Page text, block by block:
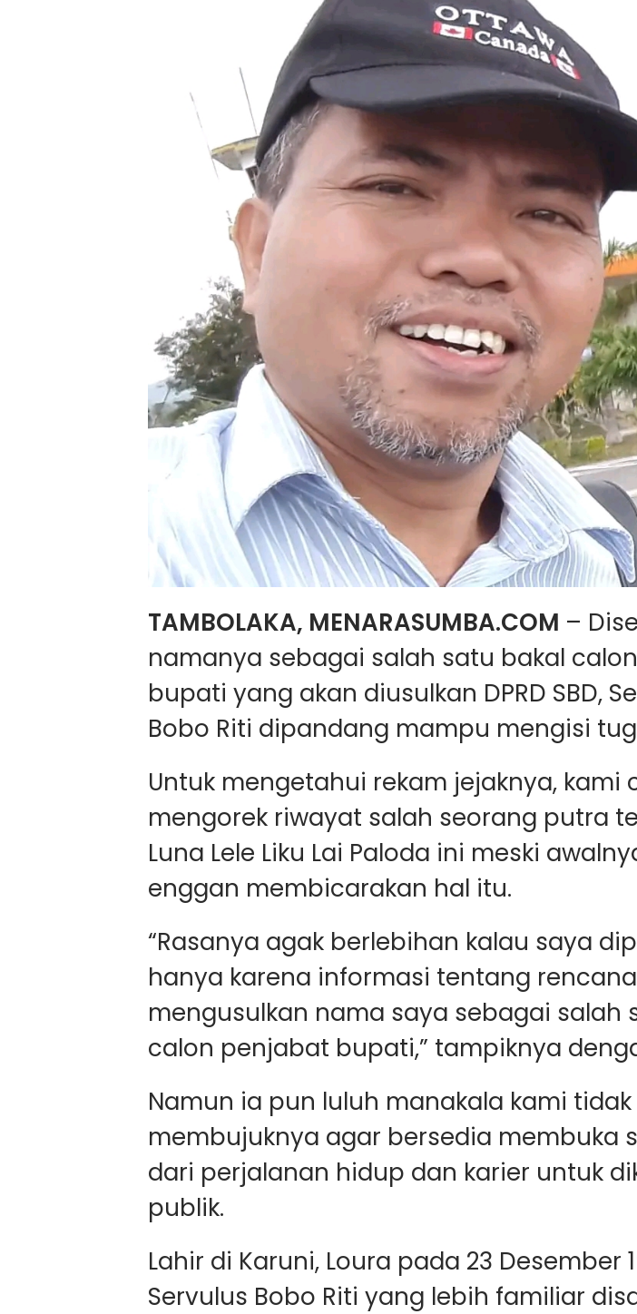
TAMBOLAKA, MENARASUMBA.COM –
namanya sebagai salah satu bakal
bupati yang akan diusulkan DPRD SBD,
Bobo Riti dipandang mampu mengisi
Untuk mengetahui rekam jejaknya, kami
mengorek riwayat salah seorang putra
Luna Lele Liku Lai Paloda ini meski
enggan membicarakan hal itu.
“Rasanya agak berlebihan kalau saya
hanya karena informasi tentang rencana
mengusulkan nama saya sebagai salah
calon penjabat bupati,” tampiknya
Namun ia pun luluh manakala kami
membujuknya agar bersedia membuka
dari perjalanan hidup dan karier untuk
publik.
Lahir di Karuni, Loura pada 23 Desember
Servulus Bobo Riti yang lebih familiar